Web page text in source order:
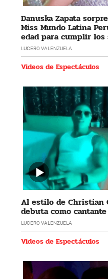
Danuska Zapata
Miss Mundo Latina
edad para cumplir los
LUCERO VALENZUELA
Videos de Espectáculos
Al estilo de Christian
debuta como
LUCERO VALENZUELA
Videos de Espectáculos